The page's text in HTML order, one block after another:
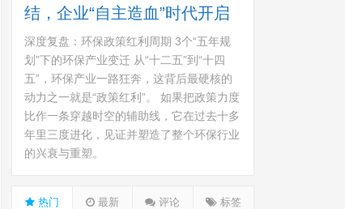
结，企业“自主造血”时代开启
深度复盘：环保政策红利周期 3个“五年规
划”下的环保产业变迁 从“十二五”到“十四
五”，环保产业一路狂奔，这背后最硬核的
动力之一就是“政策红利”。 如果把政策力度
比作一条穿越时空的辅助线，它在过去十多
年里三度进化，见证并塑造了整个环保行业
的兴衰与重塑。
热门 最新 评论 标签